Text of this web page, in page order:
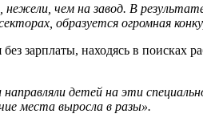
чем на завод. В
образуется огромная
зарплаты, находясь в
детей на эти
места выросла в разы».